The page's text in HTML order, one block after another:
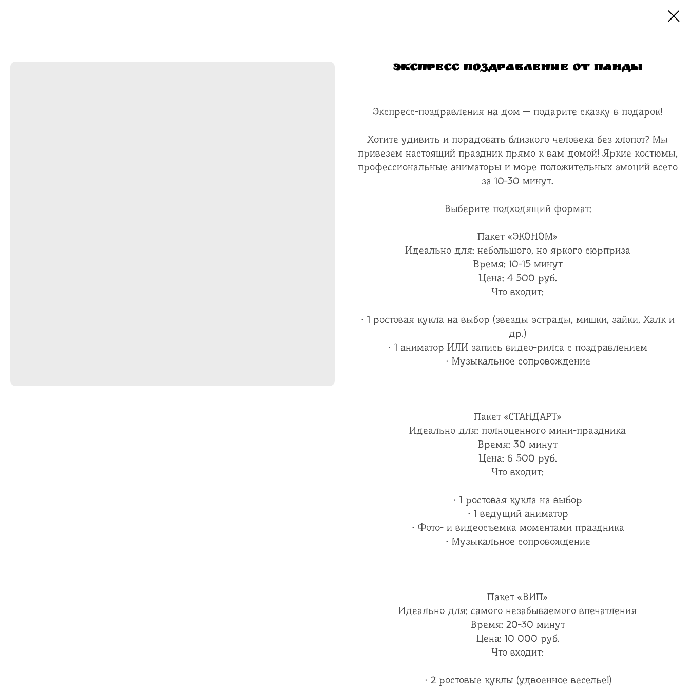
Экспресс поздравление от панды
Экспресс-поздравления на дом — подарите сказку в подарок!
Хотите удивить и порадовать близкого человека без хлопот? Мы
привезем настоящий праздник прямо к вам домой! Яркие костюмы,
профессиональные аниматоры и море положительных эмоций всего
за 10-30 минут.
Выберите подходящий формат:
Пакет «ЭКОНОМ»
Идеально для: небольшого, но яркого сюрприза
Время: 10-15 минут
Цена: 4 500 руб.
Что входит:
· 1 ростовая кукла на выбор (звезды эстрады, мишки, зайки, Халк и
др.)
· 1 аниматор ИЛИ запись видео-рилса с поздравлением
· Музыкальное сопровождение
Пакет «СТАНДАРТ»
Идеально для: полноценного мини-праздника
Время: 30 минут
Цена: 6 500 руб.
Что входит:
· 1 ростовая кукла на выбор
· 1 ведущий аниматор
· Фото- и видеосъемка моментами праздника
· Музыкальное сопровождение
Пакет «ВИП»
Идеально для: самого незабываемого впечатления
Время: 20-30 минут
Цена: 10 000 руб.
Что входит:
· 2 ростовые куклы (удвоенное веселье!)